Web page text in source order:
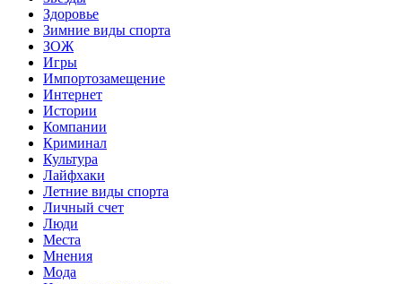
Здоровье
Зимние виды спорта
ЗОЖ
Игры
Импортозамещение
Интернет
Истории
Компании
Криминал
Культура
Лайфхаки
Летние виды спорта
Личный счет
Люди
Места
Мнения
Мода